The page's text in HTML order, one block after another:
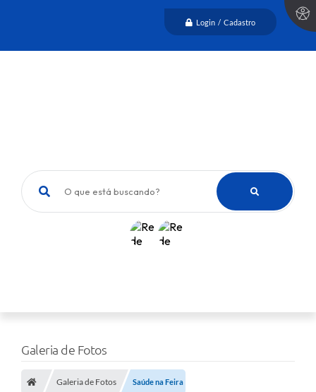
Login / Cadastro
O que está buscando?
Galeria de Fotos
Galeria de Fotos Saúde na Feira